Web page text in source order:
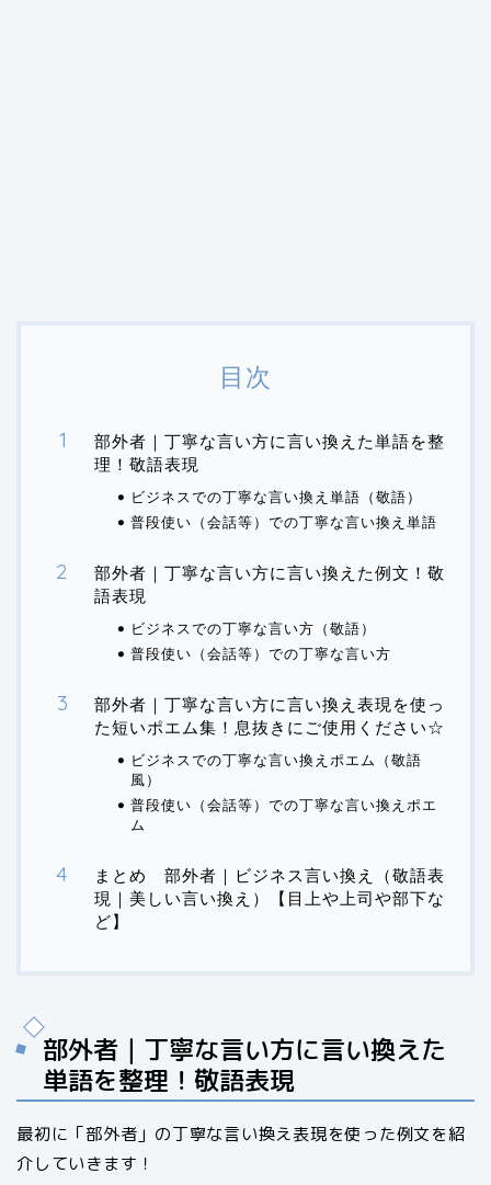
目次
部外者｜丁寧な言い方に言い換えた単語を整
理！敬語表現
ビジネスでの丁寧な言い換え単語（敬語）
普段使い（会話等）での丁寧な言い換え単語
部外者｜丁寧な言い方に言い換えた例文！敬
語表現
ビジネスでの丁寧な言い方（敬語）
普段使い（会話等）での丁寧な言い方
部外者｜丁寧な言い方に言い換え表現を使っ
た短いポエム集！息抜きにご使用ください☆
ビジネスでの丁寧な言い換えポエム（敬語
風）
普段使い（会話等）での丁寧な言い換えポエ
ム
まとめ 部外者｜ビジネス言い換え（敬語表
現｜美しい言い換え）【目上や上司や部下な
ど】
部外者｜丁寧な言い方に言い換えた
単語を整理！敬語表現
最初に「部外者」の丁寧な言い換え表現を使った例文を紹
介していきます！